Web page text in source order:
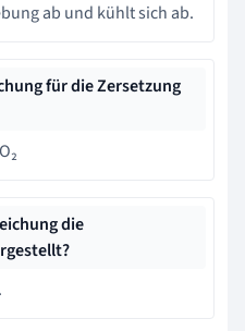
ab und kühlt sich ab.
für die Zersetzung
die